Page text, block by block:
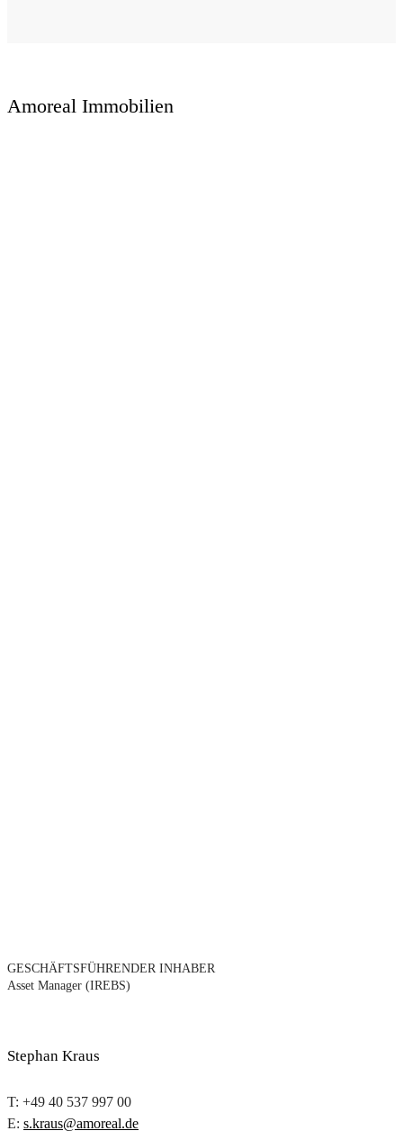
Amoreal Immobilien
GESCHÄFTSFÜHRENDER INHABER
Asset Manager (IREBS)
Stephan Kraus
T: +49 40 537 997 00
E: s.kraus@amoreal.de